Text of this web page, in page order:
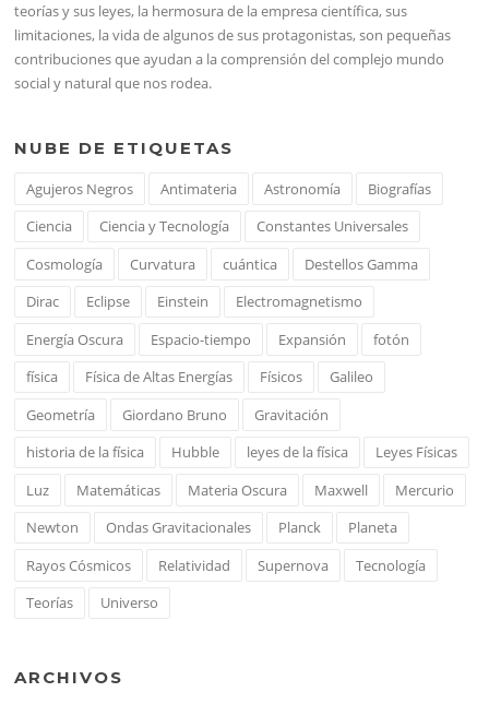
teorías y sus leyes, la hermosura de la empresa científica, sus
limitaciones, la vida de algunos de sus protagonistas, son pequeñas
contribuciones que ayudan a la comprensión del complejo mundo
social y natural que nos rodea.
NUBE DE ETIQUETAS
Agujeros Negros Antimateria Astronomía
Biografías
Ciencia
Ciencia y Tecnología
Constantes Universales
Cosmología
Curvatura cuántica
Destellos Gamma
Dirac
Eclipse Einstein
Electromagnetismo
Energía Oscura
Espacio-tiempo Expansión
fotón
física
Física de Altas Energías Físicos
Galileo
Geometría
Giordano Bruno
Gravitación
historia de la física
Hubble leyes de la física
Leyes Físicas
Luz
Matemáticas Materia Oscura Maxwell
Mercurio
Newton
Ondas Gravitacionales Planck
Planeta
Rayos Cósmicos
Relatividad Supernova
Tecnología
Teorías
Universo
ARCHIVOS